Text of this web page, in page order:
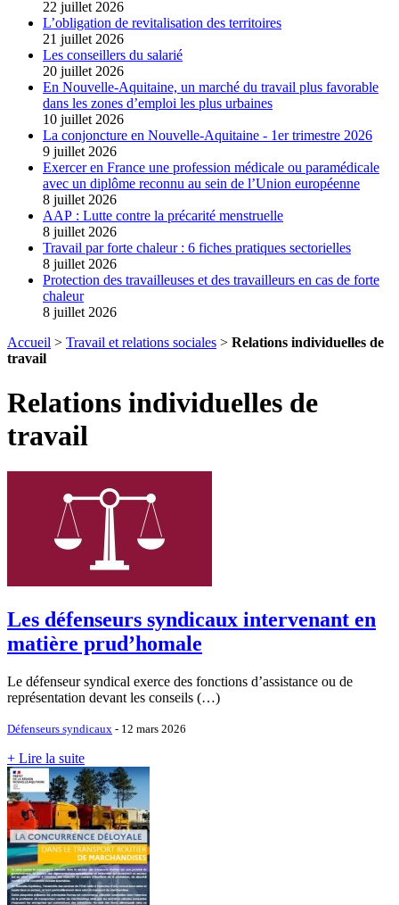
22 juillet 2026
L’obligation de revitalisation des territoires
21 juillet 2026
Les conseillers du salarié
20 juillet 2026
En Nouvelle-Aquitaine, un marché du travail plus favorable
dans les zones d’emploi les plus urbaines
10 juillet 2026
La conjoncture en Nouvelle-Aquitaine - 1er trimestre 2026
9 juillet 2026
Exercer en France une profession médicale ou paramédicale
avec un diplôme reconnu au sein de l’Union européenne
8 juillet 2026
AAP : Lutte contre la précarité menstruelle
8 juillet 2026
Travail par forte chaleur : 6 fiches pratiques sectorielles
8 juillet 2026
Protection des travailleuses et des travailleurs en cas de forte
chaleur
8 juillet 2026
Accueil > Travail et relations sociales > Relations individuelles de
travail
Relations individuelles de
travail
Les défenseurs syndicaux intervenant en
matière prud’homale
Le défenseur syndical exerce des fonctions d’assistance ou de
représentation devant les conseils (…)
Défenseurs syndicaux - 12 mars 2026
+ Lire la suite